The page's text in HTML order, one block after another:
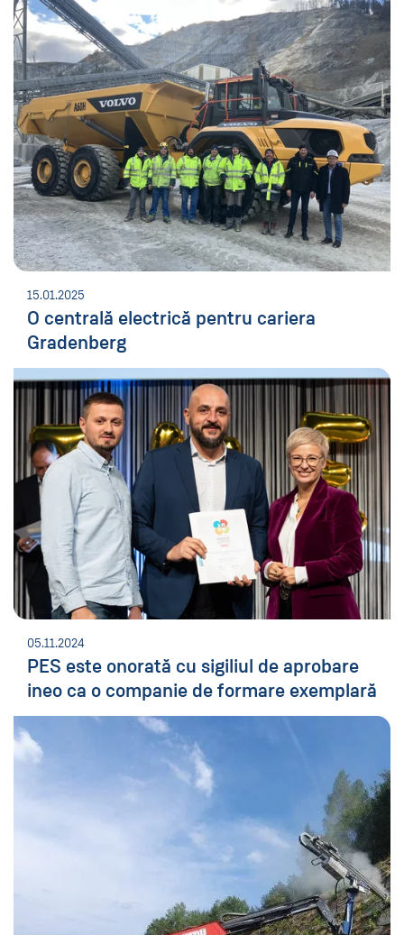
15.01.2025
O centrală electrică pentru cariera
Gradenberg
05.11.2024
PES este onorată cu sigiliul de aprobare
ineo ca o companie de formare exemplară